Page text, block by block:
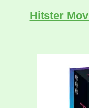
Hitster